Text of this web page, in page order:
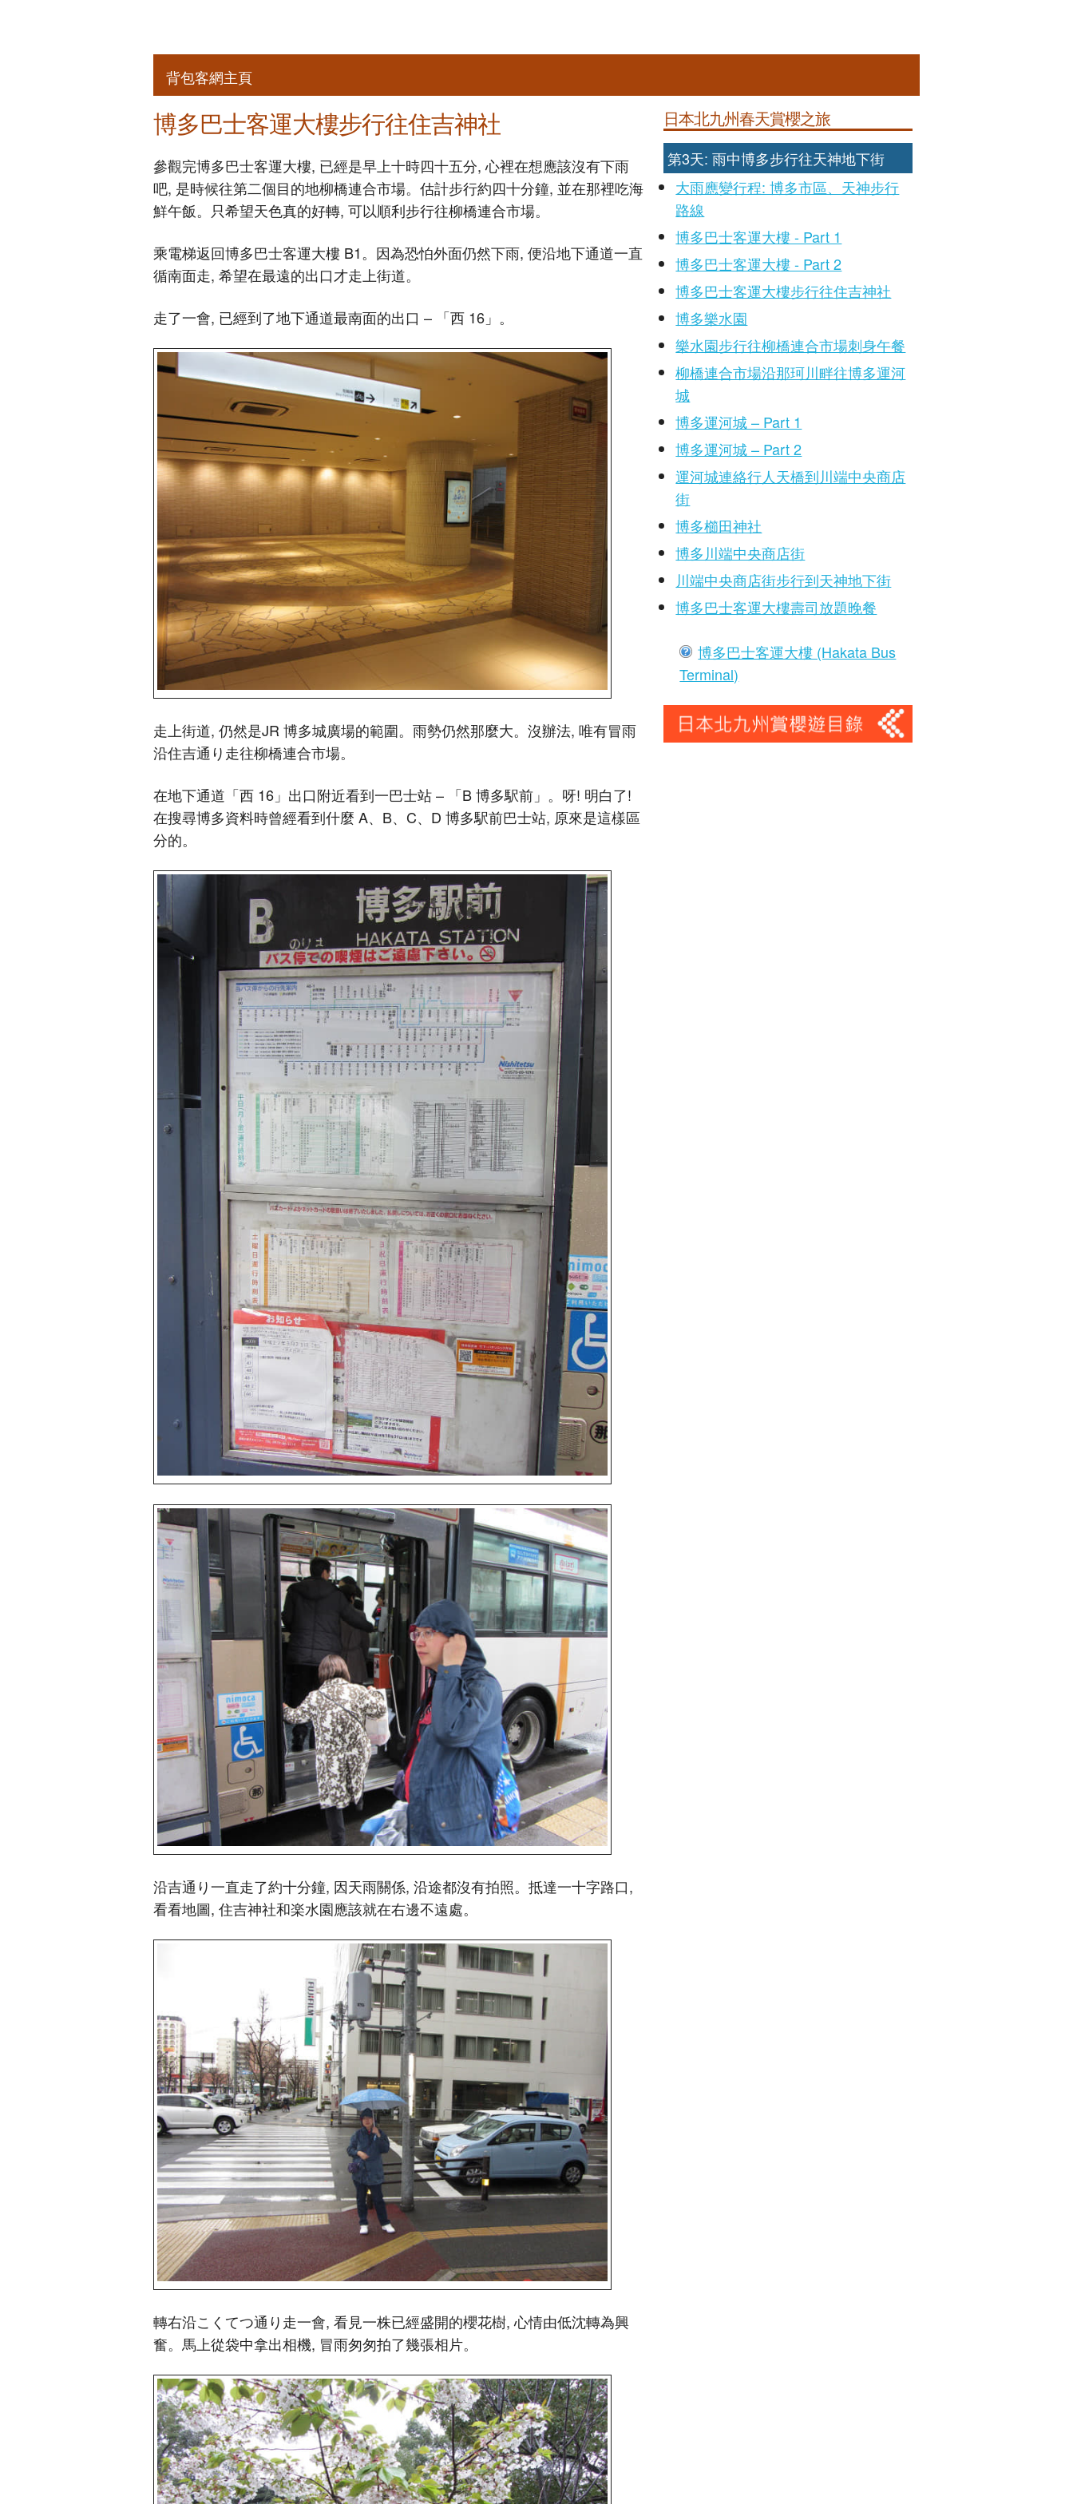
背包客網主頁
博多巴士客運大樓步行往住吉神社
參觀完博多巴士客運大樓, 已經是早上十時四十五分, 心裡在想應該沒有下雨
吧, 是時候往第二個目的地柳橋連合市場。估計步行約四十分鐘, 並在那裡吃海
鮮午飯。只希望天色真的好轉, 可以順利步行往柳橋連合市場。
乘電梯返回博多巴士客運大樓 B1。因為恐怕外面仍然下雨, 便沿地下通道一直
循南面走, 希望在最遠的出口才走上街道。
走了一會, 已經到了地下通道最南面的出口 – 「西 16」。
走上街道, 仍然是JR 博多城廣場的範圍。雨勢仍然那麼大。沒辦法, 唯有冒雨
沿住吉通り走往柳橋連合市場。
在地下通道「西 16」出口附近看到一巴士站 – 「B 博多駅前」。呀! 明白了!
在搜尋博多資料時曾經看到什麼 A、B、C、D 博多駅前巴士站, 原來是這樣區
分的。
沿吉通り一直走了約十分鐘, 因天雨關係, 沿途都沒有拍照。抵達一十字路口,
看看地圖, 住吉神社和楽水園應該就在右邊不遠處。
轉右沿こくてつ通り走一會, 看見一株已經盛開的櫻花樹, 心情由低沈轉為興
奮。馬上從袋中拿出相機, 冒雨匆匆拍了幾張相片。
日本北九州春天賞櫻之旅
第3天: 雨中博多步行往天神地下街
大雨應變行程: 博多市區、天神步行
路線
博多巴士客運大樓 - Part 1
博多巴士客運大樓 - Part 2
博多巴士客運大樓步行往住吉神社
博多樂水園
樂水園步行往柳橋連合市場刺身午餐
柳橋連合市場沿那珂川畔往博多運河
城
博多運河城 – Part 1
博多運河城 – Part 2
運河城連絡行人天橋到川端中央商店
街
博多櫛田神社
博多川端中央商店街
川端中央商店街步行到天神地下街
博多巴士客運大樓壽司放題晚餐
博多巴士客運大樓 (Hakata Bus
Terminal)